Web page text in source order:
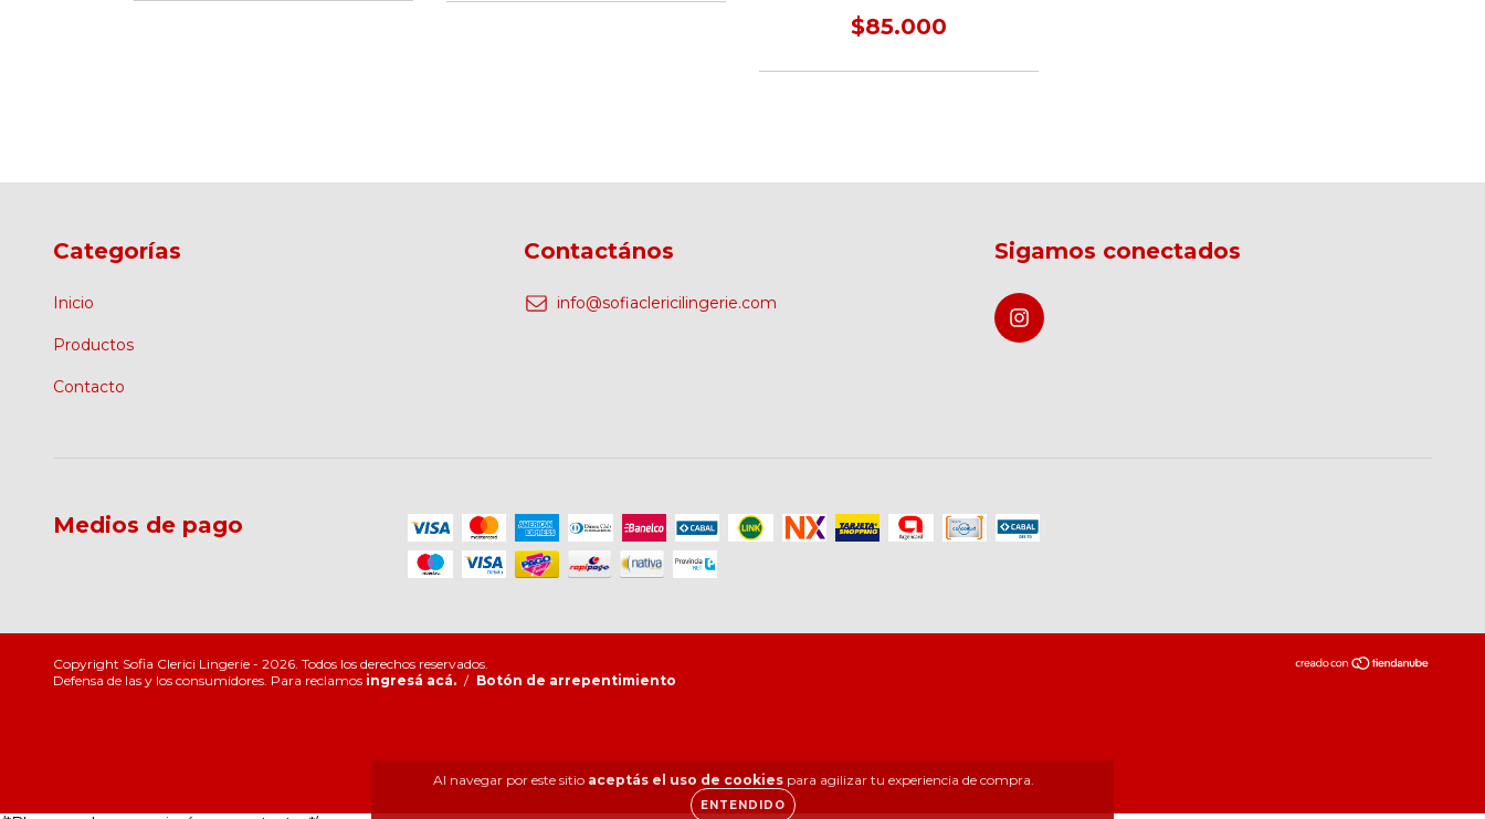
Al navegar por este sitio aceptás el uso de cookies para agilizar tu experiencia de compra.
ENTENDIDO
$85.000
Categorías
Inicio
Productos
Contacto
Contactános
info@sofiaclericilingerie.com
Sigamos conectados
Medios de pago
Copyright Sofia Clerici Lingerie - 2026. Todos los derechos reservados.
Defensa de las y los consumidores. Para reclamos ingresá acá. / Botón de arrepentimiento